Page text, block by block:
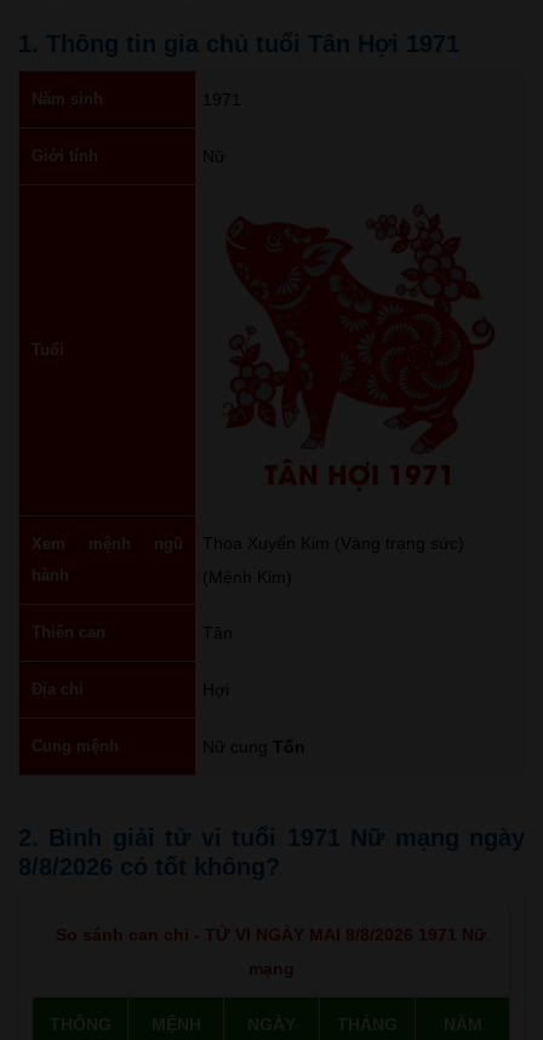
1. Thông tin gia chủ tuổi Tân Hợi 1971
Năm sinh 1971
Giới tính Nữ
Tuổi
TÂN HỢI 1971
Xem mệnh ngũ
hành
Thoa Xuyến Kim (Vàng trang sức)
(Mệnh Kim)
Thiên can Tân
Địa chi Hợi
Cung mệnh Nữ cung Tốn
2. Bình giải tử vi tuổi 1971 Nữ mạng ngày
8/8/2026 có tốt không?
So sánh can chi - TỬ VI NGÀY MAI 8/8/2026 1971 Nữ
mạng
THÔNG
MỆNH NGÀY THÁNG NĂM